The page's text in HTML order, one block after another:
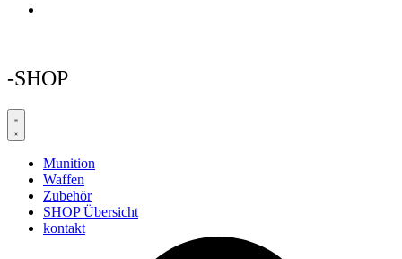
-SHOP
Munition
Waffen
Zubehör
SHOP Übersicht
kontakt